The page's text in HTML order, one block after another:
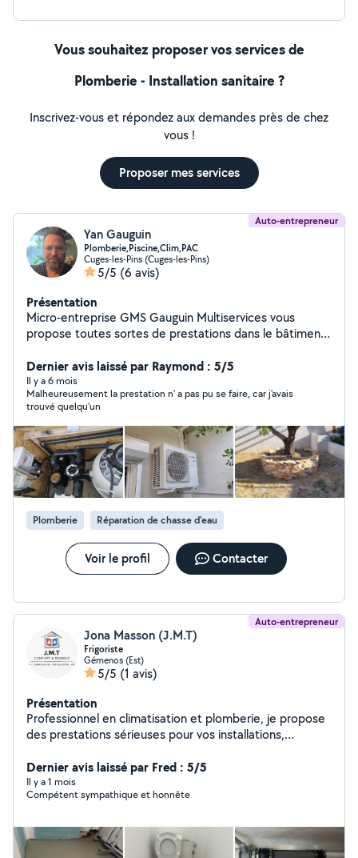
Vous souhaitez proposer vos services de
Plomberie - Installation sanitaire ?
Inscrivez-vous et répondez aux demandes près de chez
vous !
Proposer mes services
Auto-entrepreneur
Yan Gauguin
Plomberie,Piscine,Clim,PAC
Cuges-les-Pins (Cuges-les-Pins)
5/5 (6 avis)
Présentation
Micro-entreprise GMS Gauguin Multiservices vous
propose toutes sortes de prestations dans le bâtiment,
pompes à chaleur, plomberie générale, plomberie
piscine et local technique, pose de cuisines et salles de
bain, rénovation générale, travaux de peinture,
terrasses...
Dernier avis laissé par Raymond : 5/5
Il y a 6 mois
Malheureusement la prestation n' a pas pu se faire, car j'avais
trouvé quelqu'un
Plomberie Réparation de chasse d'eau
Voir le profil Contacter
Auto-entrepreneur
Jona Masson (J.M.T)
Frigoriste
Gémenos (Est)
5/5 (1 avis)
Présentation
Professionnel en climatisation et plomberie, je propose
des prestations sérieuses pour vos installations,
matériel fiable et conseils adaptés à vos besoins et à
votre budget.
Dernier avis laissé par Fred : 5/5
Il y a 1 mois
Compétent sympathique et honnête